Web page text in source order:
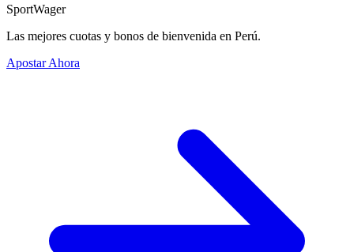
SportWager
Las mejores cuotas y bonos de bienvenida en Perú.
Apostar Ahora